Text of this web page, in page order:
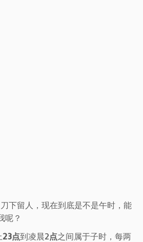
下留人，现在到底是不是午时，能
呢？
23点到凌晨2点之间属于子时，每两